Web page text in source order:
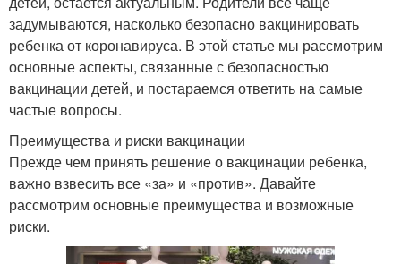
задумываются, насколько безопасно вакцинировать
ребенка от коронавируса. В этой статье мы рассмотрим
основные аспекты, связанные с безопасностью
вакцинации детей, и постараемся ответить на самые
частые вопросы.
Преимущества и риски вакцинации
Прежде чем принять решение о вакцинации ребенка,
важно взвесить все «за» и «против». Давайте
рассмотрим основные преимущества и возможные
риски.